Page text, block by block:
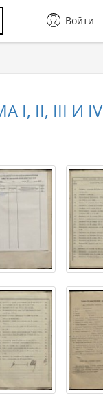
Войти
I, II, III И IV